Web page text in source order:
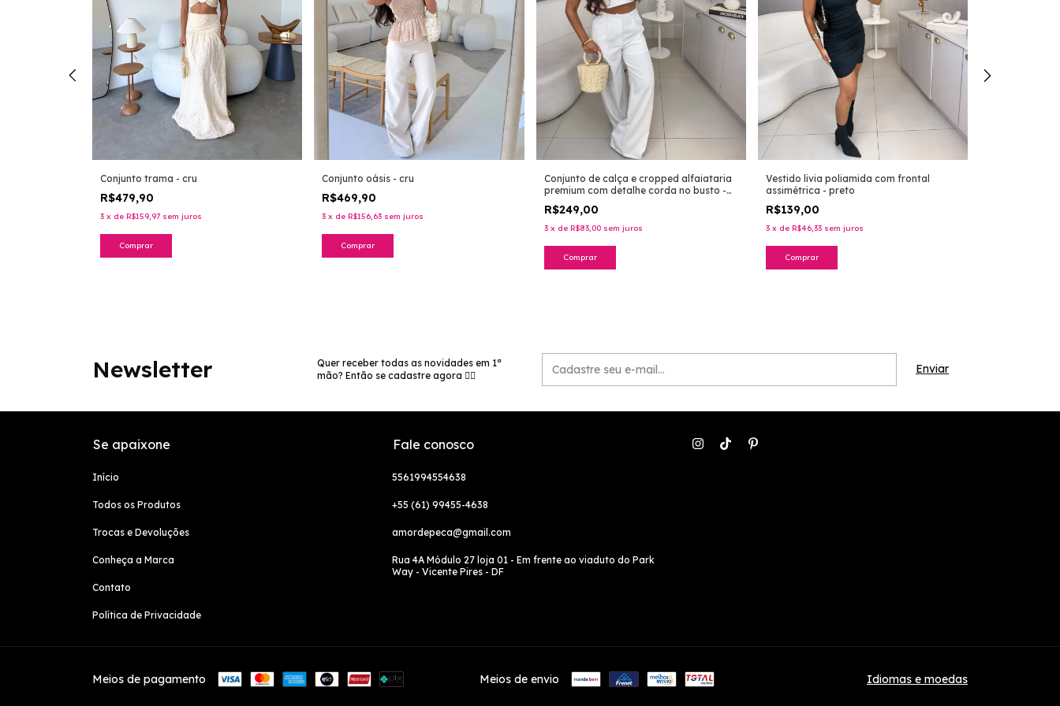
Conjunto trama - cru
R$479,90
3 x de R$159,97 sem juros
Comprar
Conjunto oásis - cru
R$469,90
3 x deR$156,63 sem juros
Comprar
Conjunto de calça e cropped alfaiataria
premium com detalhe corda no busto -
R$249,00
3 x de R$83,00 sem juros
Comprar
Vestido livia poliamida com frontal
assimétrica - preto
R$139,00
3 x de R$46,33 sem juros
Comprar
Newsletter
Quer receber todas as novidades em 1ª
mão? Então se cadastre agora 👉🏻
Se apaixone
Início
Todos os Produtos
Trocas e Devoluções
Conheça a Marca
Contato
Política de Privacidade
Fale conosco
5561994554638
+55 (61) 99455-4638
amordepeca@gmail.com
Rua 4A Módulo 27 loja 01 - Em frente ao viaduto do Park
Way - Vicente Pires - DF
Meios de pagamento Meios de envio Idiomas e moedas